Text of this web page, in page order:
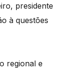
presidente
à questões
regional e